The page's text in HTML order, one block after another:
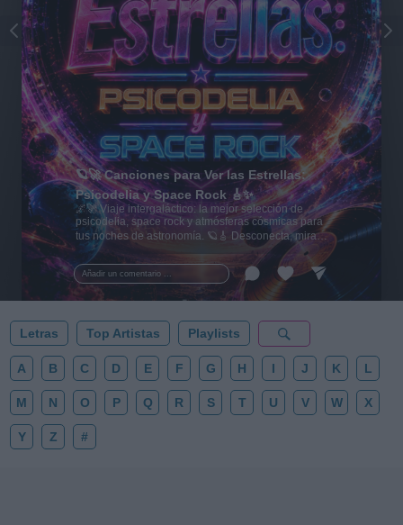
Añadir un comentario ...
🪐🚀 Canciones para Ver las Estrellas:
Psicodelia y Space Rock 🎸✨
🌌🚀 Viaje intergaláctico: la mejor selección de
psicodelia, space rock y atmósferas cósmicas para
tus noches de astronomía. 🪐🎸 Desconecta, mira
al firmamento y siente la gravedad cero. 💾 ¡Guarda
esta colección para tu próxima noche estrellada!
✨⭐
Letras Top Artistas Playlists
A B C D E F G H I J K L
M N O P Q R S T U V W X
Y Z #